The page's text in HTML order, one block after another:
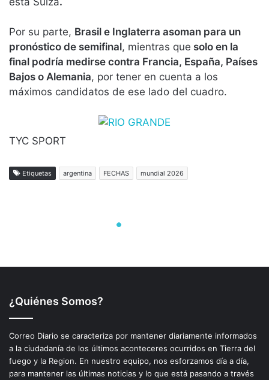
¿Quiénes Somos?
Correo Diario se caracteriza por mantener diariamente informados
a la ciudadanía de los últimos aconteceres ocurridos en Tierra del
fuego y la Region. En nuestro equipo, nos esforzamos día a día,
para mantener las últimas noticias y lo que está pasando a través